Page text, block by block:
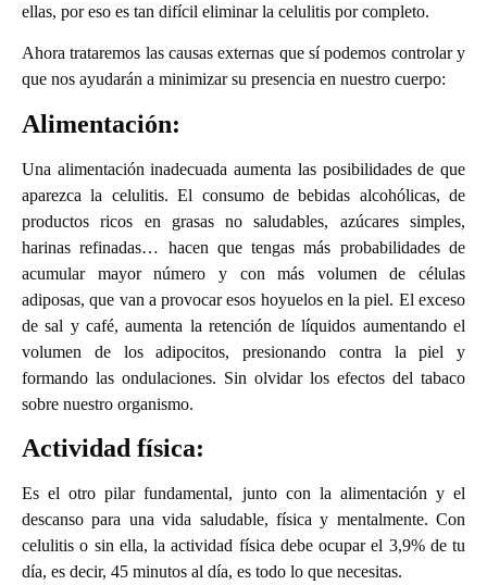
ellas, por eso es tan difícil eliminar la celulitis por completo.
Ahora trataremos las causas externas que sí podemos controlar y
que nos ayudarán a minimizar su presencia en nuestro cuerpo:
Alimentación:
Una alimentación inadecuada aumenta las posibilidades de que
aparezca la celulitis. El consumo de bebidas alcohólicas, de
productos ricos en grasas no saludables, azúcares simples,
harinas refinadas… hacen que tengas más probabilidades de
acumular mayor número y con más volumen de células
adiposas, que van a provocar esos hoyuelos en la piel. El exceso
de sal y café, aumenta la retención de líquidos aumentando el
volumen de los adipocitos, presionando contra la piel y
formando las ondulaciones. Sin olvidar los efectos del tabaco
sobre nuestro organismo.
Actividad física:
Es el otro pilar fundamental, junto con la alimentación y el
descanso para una vida saludable, física y mentalmente. Con
celulitis o sin ella, la actividad física debe ocupar el 3,9% de tu
día, es decir, 45 minutos al día, es todo lo que necesitas.